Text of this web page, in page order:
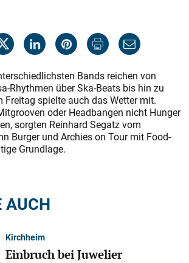
Bands reichen von
Rhythmen über Ska-Beats bis hin zu
Freitag spielte auch das Wetter mit.
oder Headbangen nicht Hunger
sorgten Reinhard Segatz vom
Burger und Archies on Tour mit Food-
Grundlage.
AUCH
Kirchheim
Einbruch bei Juwelier